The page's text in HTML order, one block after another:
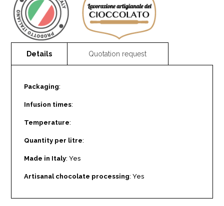
Packaging:
Infusion times:
Temperature:
Quantity per litre:
Made in Italy: Yes
Artisanal chocolate processing: Yes